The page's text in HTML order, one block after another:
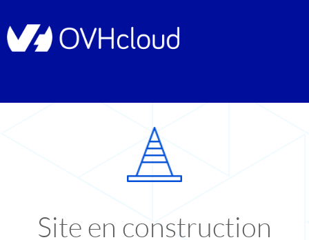
Site en construction